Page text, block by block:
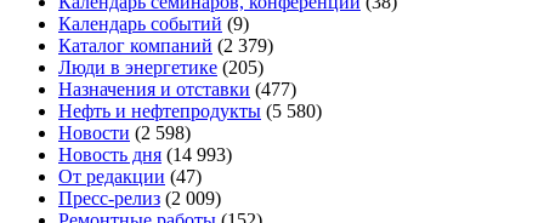
Календарь событий (9)
Каталог компаний (2 379)
Люди в энергетике (205)
Назначения и отставки (477)
Нефть и нефтепродукты (5 580)
Новости (2 598)
Новость дня (14 993)
От редакции (47)
Пресс-релиз (2 009)